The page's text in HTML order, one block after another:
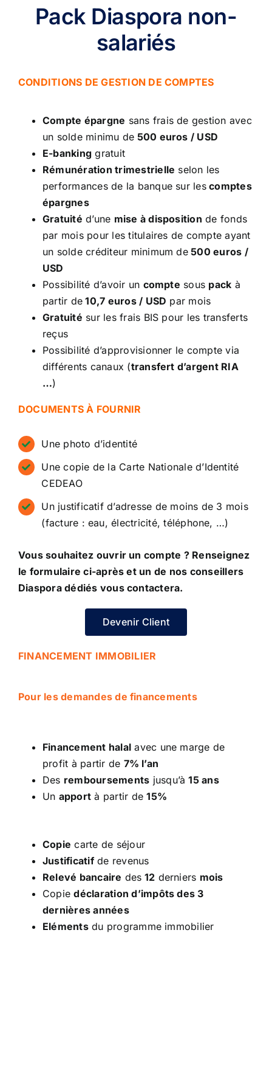
Pack Diaspora non-
salariés
CONDITIONS DE GESTION DE COMPTES
Compte épargne sans frais de gestion avec
un solde minimu de 500 euros / USD
E-banking gratuit
Rémunération trimestrielle selon les
performances de la banque sur lescomptes
épargnes
Gratuité d’une mise à disposition de fonds
par mois pour les titulaires de compte ayant
un solde créditeur minimum de500 euros /
USD
Possibilité d’avoir un compte sous pack à
partir de 10,7 euros / USD par mois
Gratuité sur les frais BIS pour les transferts
reçus
Possibilité d’approvisionner le compte via
différents canaux (transfert d’argent RIA
…)
DOCUMENTS À FOURNIR
Une photo d’identité
Une copie de la Carte Nationale d’Identité
CEDEAO
Un justificatif d’adresse de moins de 3 mois
(facture : eau, électricité, téléphone, …)
Vous souhaitez ouvrir un compte ? Renseignez
le formulaire ci-après et un de nos conseillers
Diaspora dédiés vous contactera.
Devenir Client
FINANCEMENT IMMOBILIER
Pour les demandes de financements
Financement halal avec une marge de
profit à partir de 7% l’an
Des remboursements jusqu’à15 ans
Un apport à partir de15%
Copie carte de séjour
Justificatifde revenus
Relevé bancaire des 12 derniers mois
Copiedéclaration d’impôts des 3
dernières années
Elémentsdu programme immobilier